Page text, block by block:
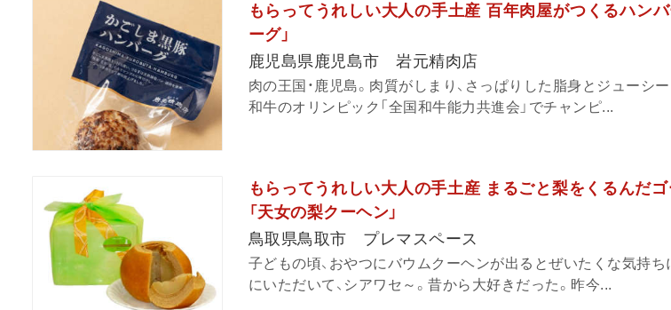
もらってうれしい大人の手土産 百年肉屋がつくるハン
ーグ」
鹿児島県鹿児島市 岩元精肉店
肉の王国・鹿児島。肉質がしまり、さっぱりした脂身とジューシ
和牛のオリンピック「全国和牛能力共進会」でチャンピ...
もらってうれしい大人の手土産 まるごと梨をくるんだ
「天女の梨クーヘン」
鳥取県鳥取市 プレマスペース
子どもの頃、おやつにバウムクーヘンが出るとぜいたくな気持
にいただいて、シアワセ～。昔から大好きだった。昨今...